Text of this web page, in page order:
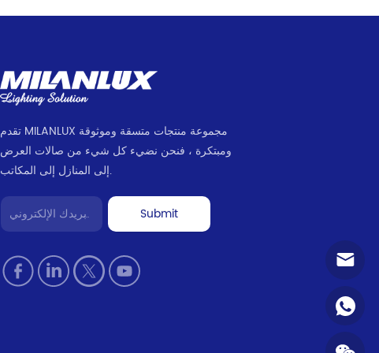
تقدم MILANLUX مجموعة منتجات متسقة وموثوقة
ومبتكرة ، فنحن نضيء كل شيء من صالات العرض
إلى المنازل إلى المكاتب.
Submit